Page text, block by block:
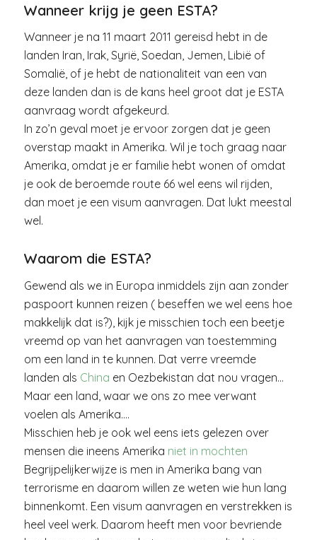
Wanneer krijg je geen ESTA?
Wanneer je na 11 maart 2011 gereisd hebt in de
landen Iran, Irak, Syrië, Soedan, Jemen, Libië of
Somalië, of je hebt de nationaliteit van een van
deze landen dan is de kans heel groot dat je ESTA
aanvraag wordt afgekeurd.
In zo’n geval moet je ervoor zorgen dat je geen
overstap maakt in Amerika. Wil je toch graag naar
Amerika, omdat je er familie hebt wonen of omdat
je ook de beroemde route 66 wel eens wil rijden,
dan moet je een visum aanvragen. Dat lukt meestal
wel.
Waarom die ESTA?
Gewend als we in Europa inmiddels zijn aan zonder
paspoort kunnen reizen ( beseffen we wel eens hoe
makkelijk dat is?), kijk je misschien toch een beetje
vreemd op van het aanvragen van toestemming
om een land in te kunnen. Dat verre vreemde
landen als China en Oezbekistan dat nou vragen…
Maar een land, waar we ons zo mee verwant
voelen als Amerika….
Misschien heb je ook wel eens iets gelezen over
mensen die ineens Amerika niet in mochten
Begrijpelijkerwijze is men in Amerika bang van
terrorisme en daarom willen ze weten wie hun lang
binnenkomt. Een visum aanvragen en verstrekken is
heel veel werk. Daarom heeft men voor bevriende